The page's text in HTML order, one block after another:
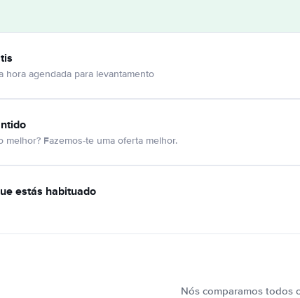
hora agendada para levantamento
melhor? Fazemos-te uma oferta melhor.
estás habituado
Nós comparamos todos